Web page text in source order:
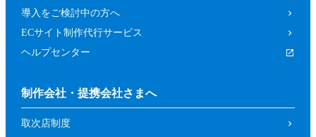
導入をご検討中の方へ
ECサイト制作代行サービス
ヘルプセンター
制作会社・提携会社さまへ
取次店制度